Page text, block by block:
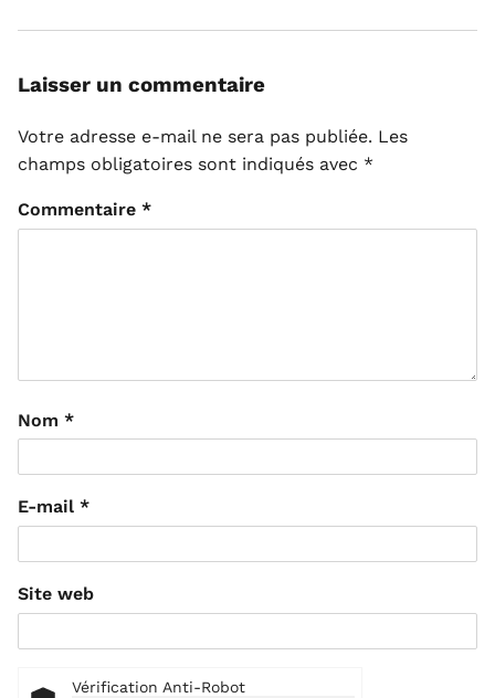
Laisser un commentaire
Votre adresse e-mail ne sera pas publiée. Les
champs obligatoires sont indiqués avec *
Commentaire *
Nom *
E-mail *
Site web
Vérification Anti-Robot